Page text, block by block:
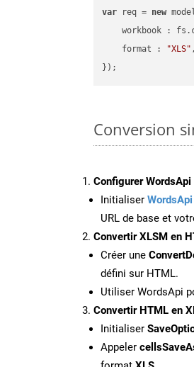
var req = new
workbook :
format : "XLS" ,
Conversion
Configurer
Initialiser WordsApi
URL de base et
Convertir XLSM en
Créer une
défini sur HTML.
Utiliser WordsApi
Convertir HTML en
Initialiser
Appeler